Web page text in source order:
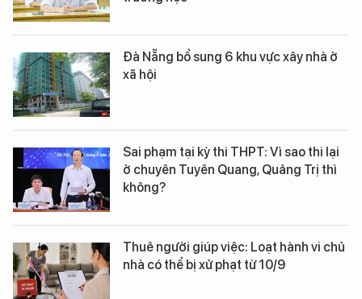
Đà Nẵng bổ sung 6 khu vực xây nhà ở
xã hội
Sai phạm tại kỳ thi THPT: Vì sao thi lại
ở chuyên Tuyên Quang, Quảng Trị thì
không?
Thuê người giúp việc: Loạt hành vi chủ
nhà có thể bị xử phạt từ 10/9